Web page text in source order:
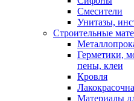
Смесители
Унитазы,
Строительные
Герметики,
пены, клеи
Кровля
Материалы